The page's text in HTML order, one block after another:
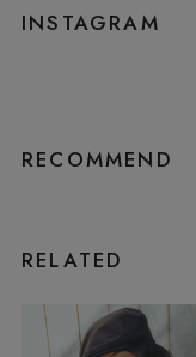
INSTAGRAM
RECOMMEND
RELATED